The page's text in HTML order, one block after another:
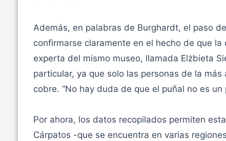
Además, en palabras de Burghardt, el paso
confirmarse claramente en el hecho de que
experta del mismo museo, llamada Elżbieta
particular, ya que solo las personas de la
cobre. “No hay duda de que el puñal no es
Por ahora, los datos recopilados permiten
Cárpatos -que se encuentra en varias